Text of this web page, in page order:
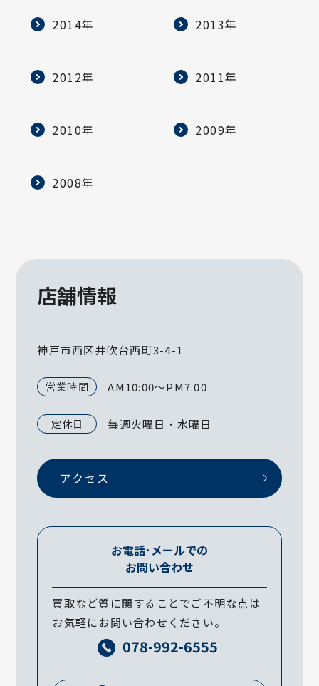
2014年 2013年
2012年 2011年
2010年 2009年
2008年
店舗情報
神戸市西区井吹台西町3-4-1
営業時間 AM10:00～PM7:00
定休日 毎週火曜日・水曜日
アクセス
お電話･メールでの
お問い合わせ
買取など質に関することでご不明な点は
お気軽にお問い合わせください。
078-992-6555